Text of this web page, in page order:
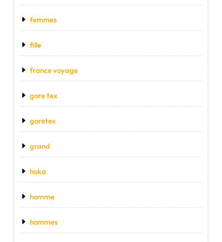
femmes
fille
france voyage
gore tex
goretex
grand
hoka
homme
hommes